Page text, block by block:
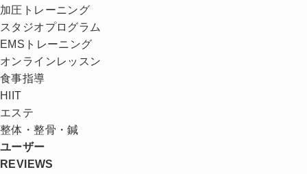
加圧トレーニング
スタジオプログラム
EMSトレーニング
オンラインレッスン
食事指導
HIIT
エステ
整体・整骨・鍼
ユーザー
REVIEWS